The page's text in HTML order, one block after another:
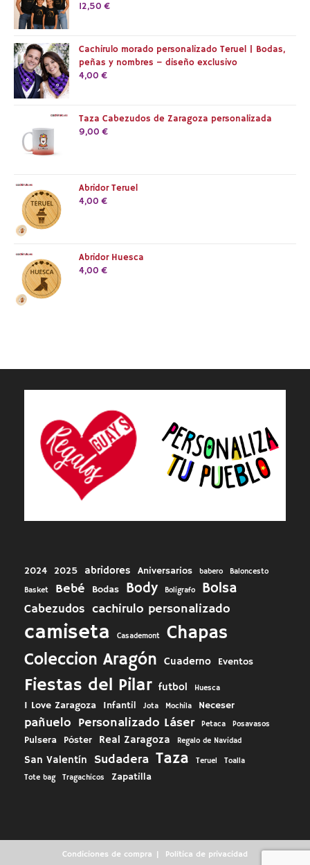
12,50 €
Cachirulo morado personalizado Teruel | Bodas,
peñas y nombres – diseño exclusivo
4,00 €
Taza Cabezudos de Zaragoza personalizada
9,00 €
Abridor Teruel
4,00 €
Abridor Huesca
4,00 €
2024 2025 abridores Aniversarios babero
Baloncesto
Basket
Bebé Bodas Body Boligrafo Bolsa
Cabezudos cachirulo personalizado
camiseta Casademont Chapas
Coleccion Aragón Cuaderno Eventos
Fiestas del Pilar futbol Huesca
I Love Zaragoza Infantil Jota Mochila Neceser
pañuelo Personalizado Láser Petaca Posavasos
Pulsera Póster Real Zaragoza Regalo de Navidad
San Valentín Sudadera Taza Teruel
Toalla
Tote bag
Tragachicos Zapatilla
Condiciones de compra Política de privacidad